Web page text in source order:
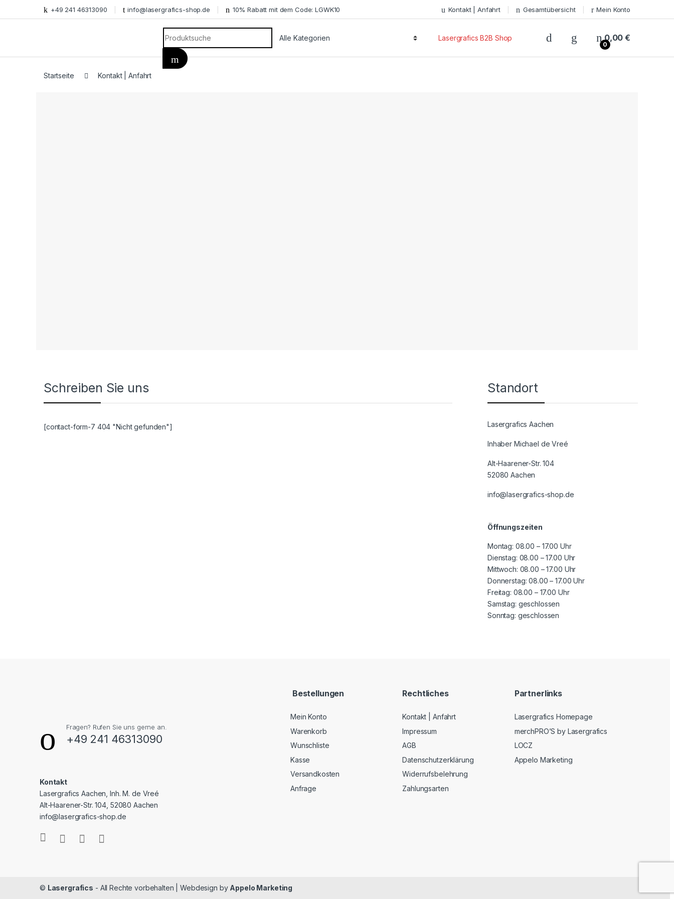
+49 241 46313090 info@lasergrafics-shop.de 10% Rabatt mit dem Code: LGWK10 Kontakt | Anfahrt Gesamtübersicht Mein Konto
Search for:
Lasergrafics B2B Shop
0
0,00€
Startseite Kontakt | Anfahrt
Schreiben Sie uns
[contact-form-7 404 "Nicht gefunden"]
Standort
Lasergrafics Aachen
Inhaber Michael de Vreé
Alt-Haarener-Str. 104
52080 Aachen
info@lasergrafics-shop.de
Öffnungszeiten
Montag: 08.00 – 17.00 Uhr
Dienstag: 08.00 – 17.00 Uhr
Mittwoch: 08.00 – 17.00 Uhr
Donnerstag:08.00 – 17.00 Uhr
Freitag: 08.00 – 17.00 Uhr
Samstag: geschlossen
Sonntag: geschlossen
Fragen? Rufen Sie uns gerne an.
+49 241 46313090
Kontakt
Lasergrafics Aachen, Inh. M. de Vreé
Alt-Haarener-Str. 104, 52080 Aachen
info@lasergrafics-shop.de
Bestellungen
Mein Konto
Warenkorb
Wunschliste
Kasse
Versandkosten
Anfrage
Rechtliches
Kontakt | Anfahrt
Impressum
AGB
Datenschutzerklärung
Widerrufsbelehrung
Zahlungsarten
Partnerlinks
Lasergrafics Homepage
merchPRO’S by Lasergrafics
LOCZ
Appelo Marketing
© Lasergrafics - All Rechte vorbehalten | Webdesign by Appelo Marketing